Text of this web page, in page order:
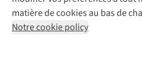
matière de cookies au bas de
Notre cookie policy
Mentions légales
Conditions générales